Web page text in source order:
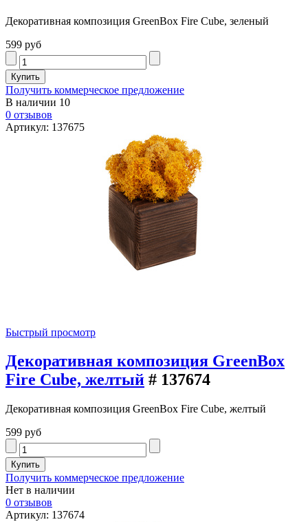
Декоративная композиция GreenBox Fire Cube, зеленый
599 руб
Получить коммерческое предложение
В наличии 10
0 отзывов
Артикул: 137675
Быстрый просмотр
Декоративная композиция GreenBox
Fire Cube, желтый # 137674
Декоративная композиция GreenBox Fire Cube, желтый
599 руб
Получить коммерческое предложение
Нет в наличии
0 отзывов
Артикул: 137674